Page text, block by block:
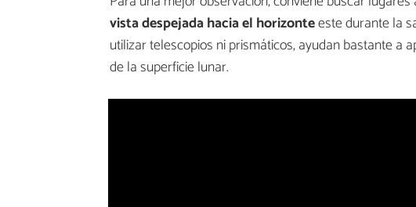
vista despejada hacia el horizonteeste durante la
utilizar telescopios ni prismáticos, ayudan bastante a
de la superficie lunar.